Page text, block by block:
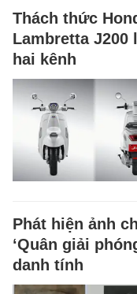
Thách thức
Lambretta J200
hai kênh
Phát hiện ảnh
‘Quân giải
danh tính